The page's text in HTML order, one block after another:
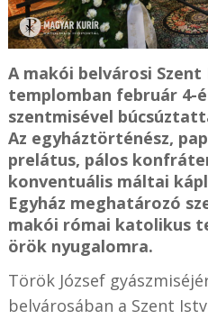
A makói belvárosi
templomban február
szentmisével
Az egyháztörténész,
prelátus, pálos
konventuális máltai
Egyház meghatározó
makói római katolikus
örök nyugalomra.
Török József
belvárosában a Szent